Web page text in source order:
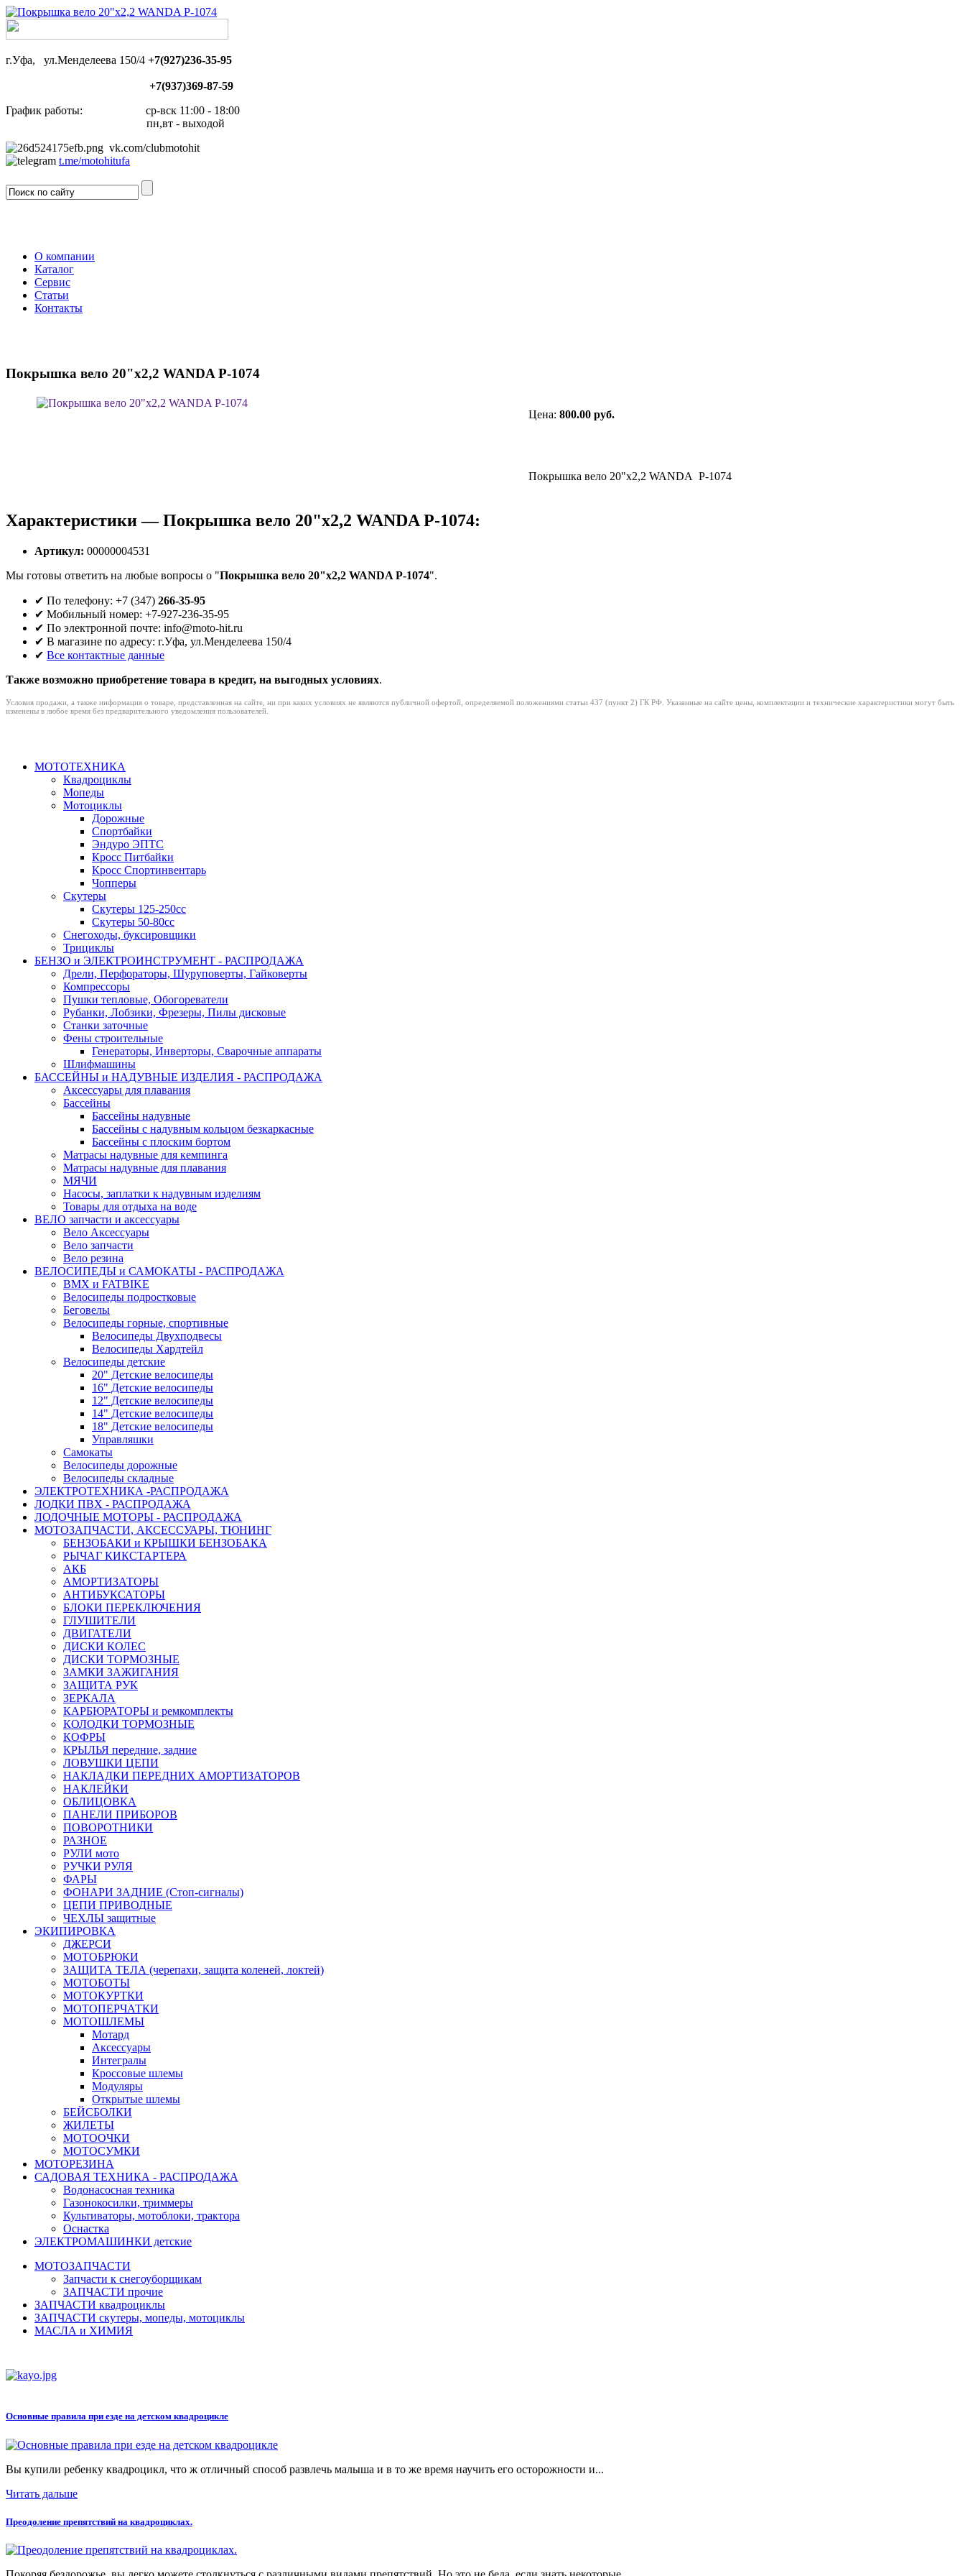
г.Уфа, ул.Менделеева 150/4 +7(927)236-35-95
+7(937)369-87-59
График работы: ср-вск 11:00 - 18:00
пн,вт - выходой
vk.com/clubmotohit
t.me/motohitufa
О компании
Каталог
Сервис
Статьи
Контакты
Покрышка вело 20"х2,2 WANDA P-1074
Цена: 800.00 руб.
Покрышка вело 20"х2,2 WANDA P-1074
Характеристики — Покрышка вело 20"х2,2 WANDA P-1074:
Артикул: 00000004531
Мы готовы ответить на любые вопросы о "Покрышка вело 20"х2,2 WANDA P-1074".
✔ По телефону: +7 (347) 266-35-95
✔ Мобильный номер: +7-927-236-35-95
✔ По электронной почте: info@moto-hit.ru
✔ В магазине по адресу: г.Уфа, ул.Менделеева 150/4
✔ Все контактные данные
Также возможно приобретение товара в кредит, на выгодных условиях.
Условия продажи, а также информация о товаре, представленная на сайте, ни при каких условиях не являются публичной офертой, определяемой положениями статьи 437 (пункт 2) ГК РФ. Указанные на сайте цены, комплектации и технические характеристики могут быть
изменены в любое время без предварительного уведомления пользователей.
МОТОТЕХНИКА
Квадроциклы
Мопеды
Мотоциклы
Дорожные
Спортбайки
Эндуро ЭПТС
Кросс Питбайки
Кросс Спортинвентарь
Чопперы
Скутеры
Скутеры 125-250сс
Скутеры 50-80сс
Снегоходы, буксировщики
Трициклы
БЕНЗО и ЭЛЕКТРОИНСТРУМЕНТ - РАСПРОДАЖА
Дрели, Перфораторы, Шуруповерты, Гайковерты
Компрессоры
Пушки тепловые, Обогореватели
Рубанки, Лобзики, Фрезеры, Пилы дисковые
Станки заточные
Фены строительные
Генераторы, Инверторы, Сварочные аппараты
Шлифмашины
БАССЕЙНЫ и НАДУВНЫЕ ИЗДЕЛИЯ - РАСПРОДАЖА
Аксессуары для плавания
Бассейны
Бассейны надувные
Бассейны с надувным кольцом безкаркасные
Бассейны с плоским бортом
Матрасы надувные для кемпинга
Матрасы надувные для плавания
МЯЧИ
Насосы, заплатки к надувным изделиям
Товары для отдыха на воде
ВЕЛО запчасти и аксессуары
Вело Аксессуары
Вело запчасти
Вело резина
ВЕЛОСИПЕДЫ и САМОКАТЫ - РАСПРОДАЖА
BMX и FATBIKE
Велосипеды подростковые
Беговелы
Велосипеды горные, спортивные
Велосипеды Двухподвесы
Велосипеды Хардтейл
Велосипеды детские
20" Детские велосипеды
16" Детские велосипеды
12" Детские велосипеды
14" Детские велосипеды
18" Детские велосипеды
Управляшки
Самокаты
Велосипеды дорожные
Велосипеды складные
ЭЛЕКТРОТЕХНИКА -РАСПРОДАЖА
ЛОДКИ ПВХ - РАСПРОДАЖА
ЛОДОЧНЫЕ МОТОРЫ - РАСПРОДАЖА
МОТОЗАПЧАСТИ, АКСЕССУАРЫ, ТЮНИНГ
БЕНЗОБАКИ и КРЫШКИ БЕНЗОБАКА
РЫЧАГ КИКСТАРТЕРА
АКБ
АМОРТИЗАТОРЫ
АНТИБУКСАТОРЫ
БЛОКИ ПЕРЕКЛЮЧЕНИЯ
ГЛУШИТЕЛИ
ДВИГАТЕЛИ
ДИСКИ КОЛЕС
ДИСКИ ТОРМОЗНЫЕ
ЗАМКИ ЗАЖИГАНИЯ
ЗАЩИТА РУК
ЗЕРКАЛА
КАРБЮРАТОРЫ и ремкомплекты
КОЛОДКИ ТОРМОЗНЫЕ
КОФРЫ
КРЫЛЬЯ передние, задние
ЛОВУШКИ ЦЕПИ
НАКЛАДКИ ПЕРЕДНИХ АМОРТИЗАТОРОВ
НАКЛЕЙКИ
ОБЛИЦОВКА
ПАНЕЛИ ПРИБОРОВ
ПОВОРОТНИКИ
РАЗНОЕ
РУЛИ мото
РУЧКИ РУЛЯ
ФАРЫ
ФОНАРИ ЗАДНИЕ (Стоп-сигналы)
ЦЕПИ ПРИВОДНЫЕ
ЧЕХЛЫ защитные
ЭКИПИРОВКА
ДЖЕРСИ
МОТОБРЮКИ
ЗАЩИТА ТЕЛА (черепахи, защита коленей, локтей)
МОТОБОТЫ
МОТОКУРТКИ
МОТОПЕРЧАТКИ
МОТОШЛЕМЫ
Мотард
Аксессуары
Интегралы
Кроссовые шлемы
Модуляры
Открытые шлемы
БЕЙСБОЛКИ
ЖИЛЕТЫ
МОТООЧКИ
МОТОСУМКИ
МОТОРЕЗИНА
САДОВАЯ ТЕХНИКА - РАСПРОДАЖА
Водонасосная техника
Газонокосилки, триммеры
Культиваторы, мотоблоки, трактора
Оснастка
ЭЛЕКТРОМАШИНКИ детские
МОТОЗАПЧАСТИ
Запчасти к снегоуборщикам
ЗАПЧАСТИ прочие
ЗАПЧАСТИ квадроциклы
ЗАПЧАСТИ скутеры, мопеды, мотоциклы
МАСЛА и ХИМИЯ
Основные правила при езде на детском квадроцикле
Вы купили ребенку квадроцикл, что ж отличный способ развлечь малыша и в то же время научить его осторожности и...
Читать дальше
Преодоление препятствий на квадроциклах.